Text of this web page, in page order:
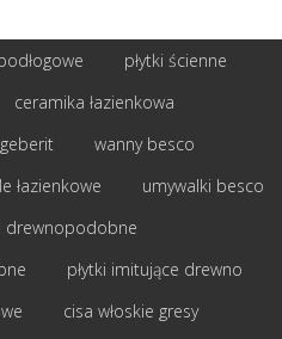
płytki ścienne
ceramika łazienkowa
wanny besco
łazienkowe
umywalki besco
drewnopodobne
płytki imitujące drewno
cisa włoskie gresy